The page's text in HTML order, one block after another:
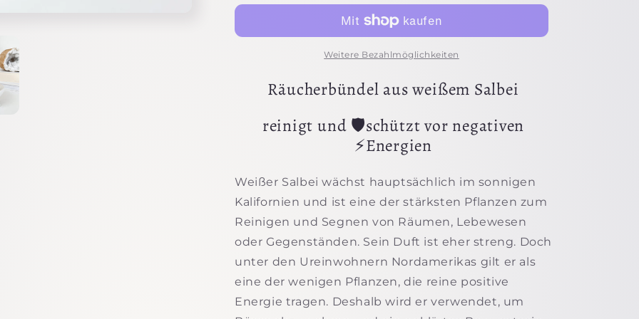
Weitere Bezahlmöglichkeiten
Räucherbündel aus weißem Salbei
reinigt und 🛡️schützt vor negativen
⚡Energien
Weißer Salbei wächst hauptsächlich im sonnigen
Kalifornien und ist eine der stärksten Pflanzen zum
Reinigen und Segnen von Räumen, Lebewesen
oder Gegenständen. Sein Duft ist eher streng. Doch
unter den Ureinwohnern Nordamerikas gilt er als
eine der wenigen Pflanzen, die reine positive
Energie tragen. Deshalb wird er verwendet, um